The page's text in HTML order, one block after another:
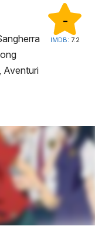
-
IMDB: 7.2
Aventuri